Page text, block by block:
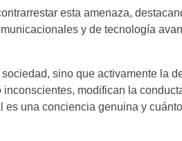
esta amenaza,
y de tecnología
sino que activamente la
modifican la
una conciencia genuina y